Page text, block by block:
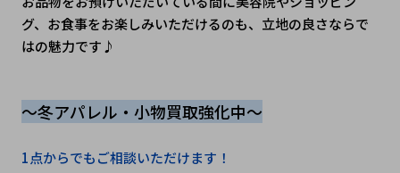
グ、お食事をお楽しみいただけるのも、立地の良さならで
はの魅力です♪
～冬アパレル・小物買取強化中～
1点からでもご相談いただけます！